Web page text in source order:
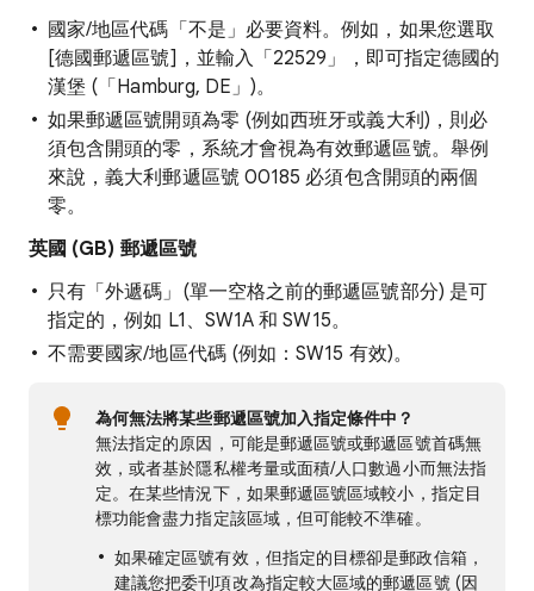
國家/地區代碼「不是」 必要資料。例如，如果您選取
[德國郵遞區號] ，並輸入「22529」，即可指定德國的
漢堡 (「Hamburg, DE」)。
如果郵遞區號開頭為零 (例如西班牙或義大利)，則必
須包含開頭的零，系統才會視為有效郵遞區號。舉例
來說，義大利郵遞區號 00185 必須包含開頭的兩個
零。
英國 (GB) 郵遞區號
只有「外遞碼」(單一空格之前的郵遞區號部分) 是可
指定的，例如 L1、SW1A 和 SW15。
不需要國家/地區代碼 (例如：SW15 有效)。
為何無法將某些郵遞區號加入指定條件中？
無法指定的原因，可能是郵遞區號或郵遞區號首碼無
效，或者基於隱私權考量或面積/人口數過小而無法指
定。在某些情況下，如果郵遞區號區域較小，指定目
標功能會盡力指定該區域，但可能較不準確。
如果確定區號有效，但指定的目標卻是郵政信箱，
建議您把委刊項改為指定較大區域的郵遞區號 (因